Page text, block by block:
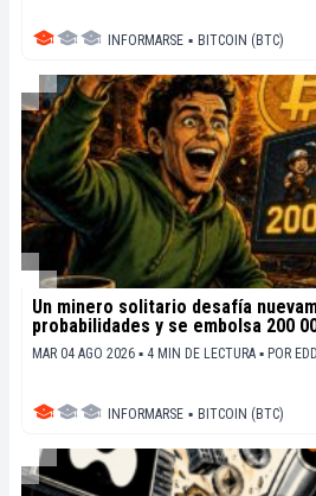
INFORMARSE ▪ BITCOIN (BTC)
Un minero solitario desafía
probabilidades y se embolsa 200
MAR 04 AGO 2026 ▪ 4 MIN DE LECTURA ▪ POR
INFORMARSE ▪ BITCOIN (BTC)